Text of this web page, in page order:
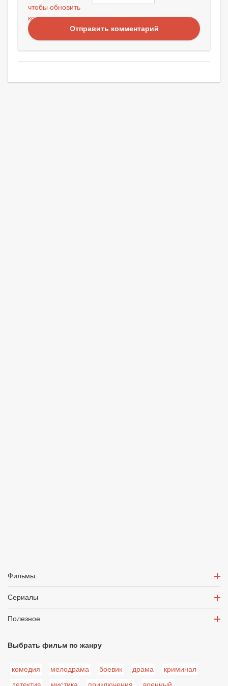
Отправить комментарий
Фильмы
Сериалы
Полезное
Выбрать фильм по жанру
комедия мелодрама боевик драма
криминал
детектив
мистика приключения военный